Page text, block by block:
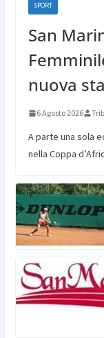
SPORT
San
nuova
6 Agosto 2026
A parte una sola
nella Coppa